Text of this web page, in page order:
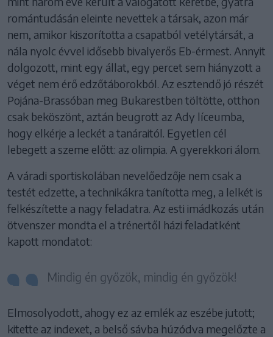
romántudásán eleinte nevettek a társak, azon már
nem, amikor kiszorította a csapatból vetélytársát, a
nála nyolc évvel idősebb bivalyerős Eb-érmest. Annyit
dolgozott, mint egy állat, egy percet sem hiányzott a
véget nem érő edzőtáborokból. Az esztendő jó részét
Pojána-Brassóban meg Bukarestben töltötte, otthon
csak beköszönt, aztán beugrott az Ady líceumba,
hogy elkérje a leckét a tanáraitól. Egyetlen cél
lebegett a szeme előtt: az olimpia. A gyerekkori álom.
A váradi sportiskolában nevelőedzője nem csak a
testét edzette, a technikákra tanította meg, a lelkét is
felkészítette a nagy feladatra. Az esti imádkozás után
ötvenszer mondta el a trénertől házi feladatként
kapott mondatot:
Mindig én győzök, mindig én győzök!
Elmosolyodott, ahogy ez az emlék az eszébe jutott;
kitette az indexet, a belső sávba húzódva megelőzte a